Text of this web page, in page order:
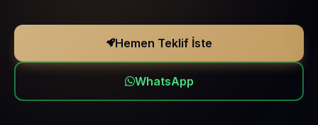
Hemen Teklif İste
WhatsApp